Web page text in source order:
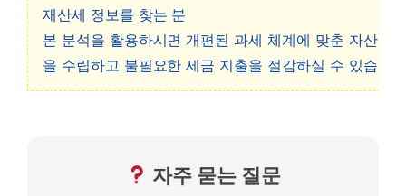
재산세 정보를 찾는 분
본 분석을 활용하시면 개편된 과세 체계에 맞춘 자산 관
을 수립하고 불필요한 세금 지출을 절감하실 수 있습니
자주 묻는 질문